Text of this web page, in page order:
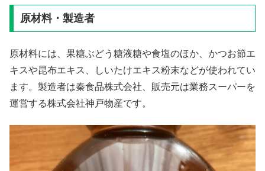
原材料・製造者
原材料には、果糖ぶどう糖液糖や食塩のほか、かつお節エ
キスや昆布エキス、しいたけエキス粉末などが使われてい
ます。製造者は秦食品株式会社、販売元は業務スーパーを
運営する株式会社神戸物産です。